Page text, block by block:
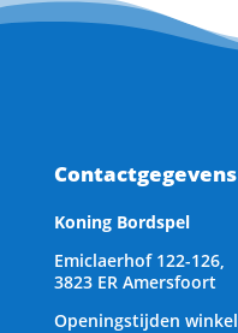
Contactgegevens
Koning Bordspel
Emiclaerhof 122-126,
3823 ER Amersfoort
Openingstijden winkel